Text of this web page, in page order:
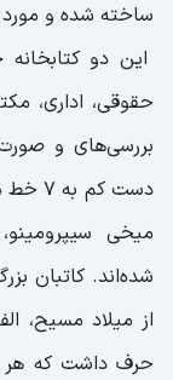
ساخته شده و‌ مورد
این دو
حقوقی، اداری،
بررسی‌های و
دست
میخی
حرف داشت که